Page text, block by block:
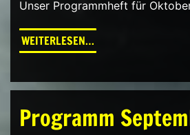
Unser Programmheft für
WEITERLESEN…FROM PROGRAMM
Programm